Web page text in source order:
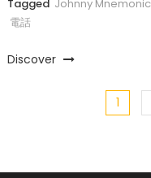
Tagged Johnny Mnemonic
電話
Discover
1